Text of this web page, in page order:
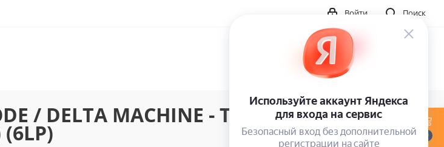
Поиск
Войти
/ DELTA MACHINE - THE 12 INCHES
0